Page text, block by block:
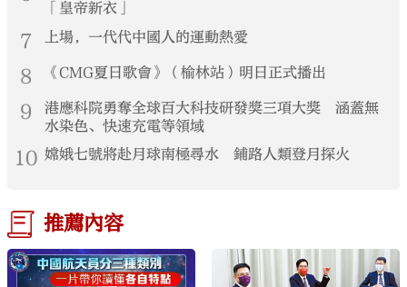
「皇帝新衣」
7 上場，一代代中國人的運動熱愛
8 《CMG夏日歌會》（榆林站）明日正式播出
9
港應科院勇奪全球百大科技研發獎三項大獎 涵蓋無
水染色、快速充電等領域
10 嫦娥七號將赴月球南極尋水 鋪路人類登月探火
推薦內容